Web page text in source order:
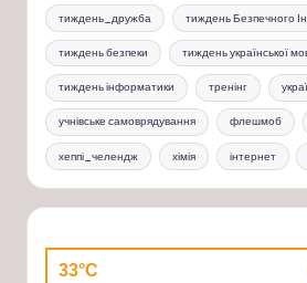
тиждень_дружба тиждень Безпечного
тиждень безпеки тиждень української
тиждень інформатики тренінг
учнівське самоврядування флешмоб
хеппі_челендж хімія інтернет
33°C